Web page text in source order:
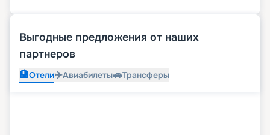
Выгодные предложения от наших
партнеров
🏨Отели✈️Авиабилеты🚗Трансферы